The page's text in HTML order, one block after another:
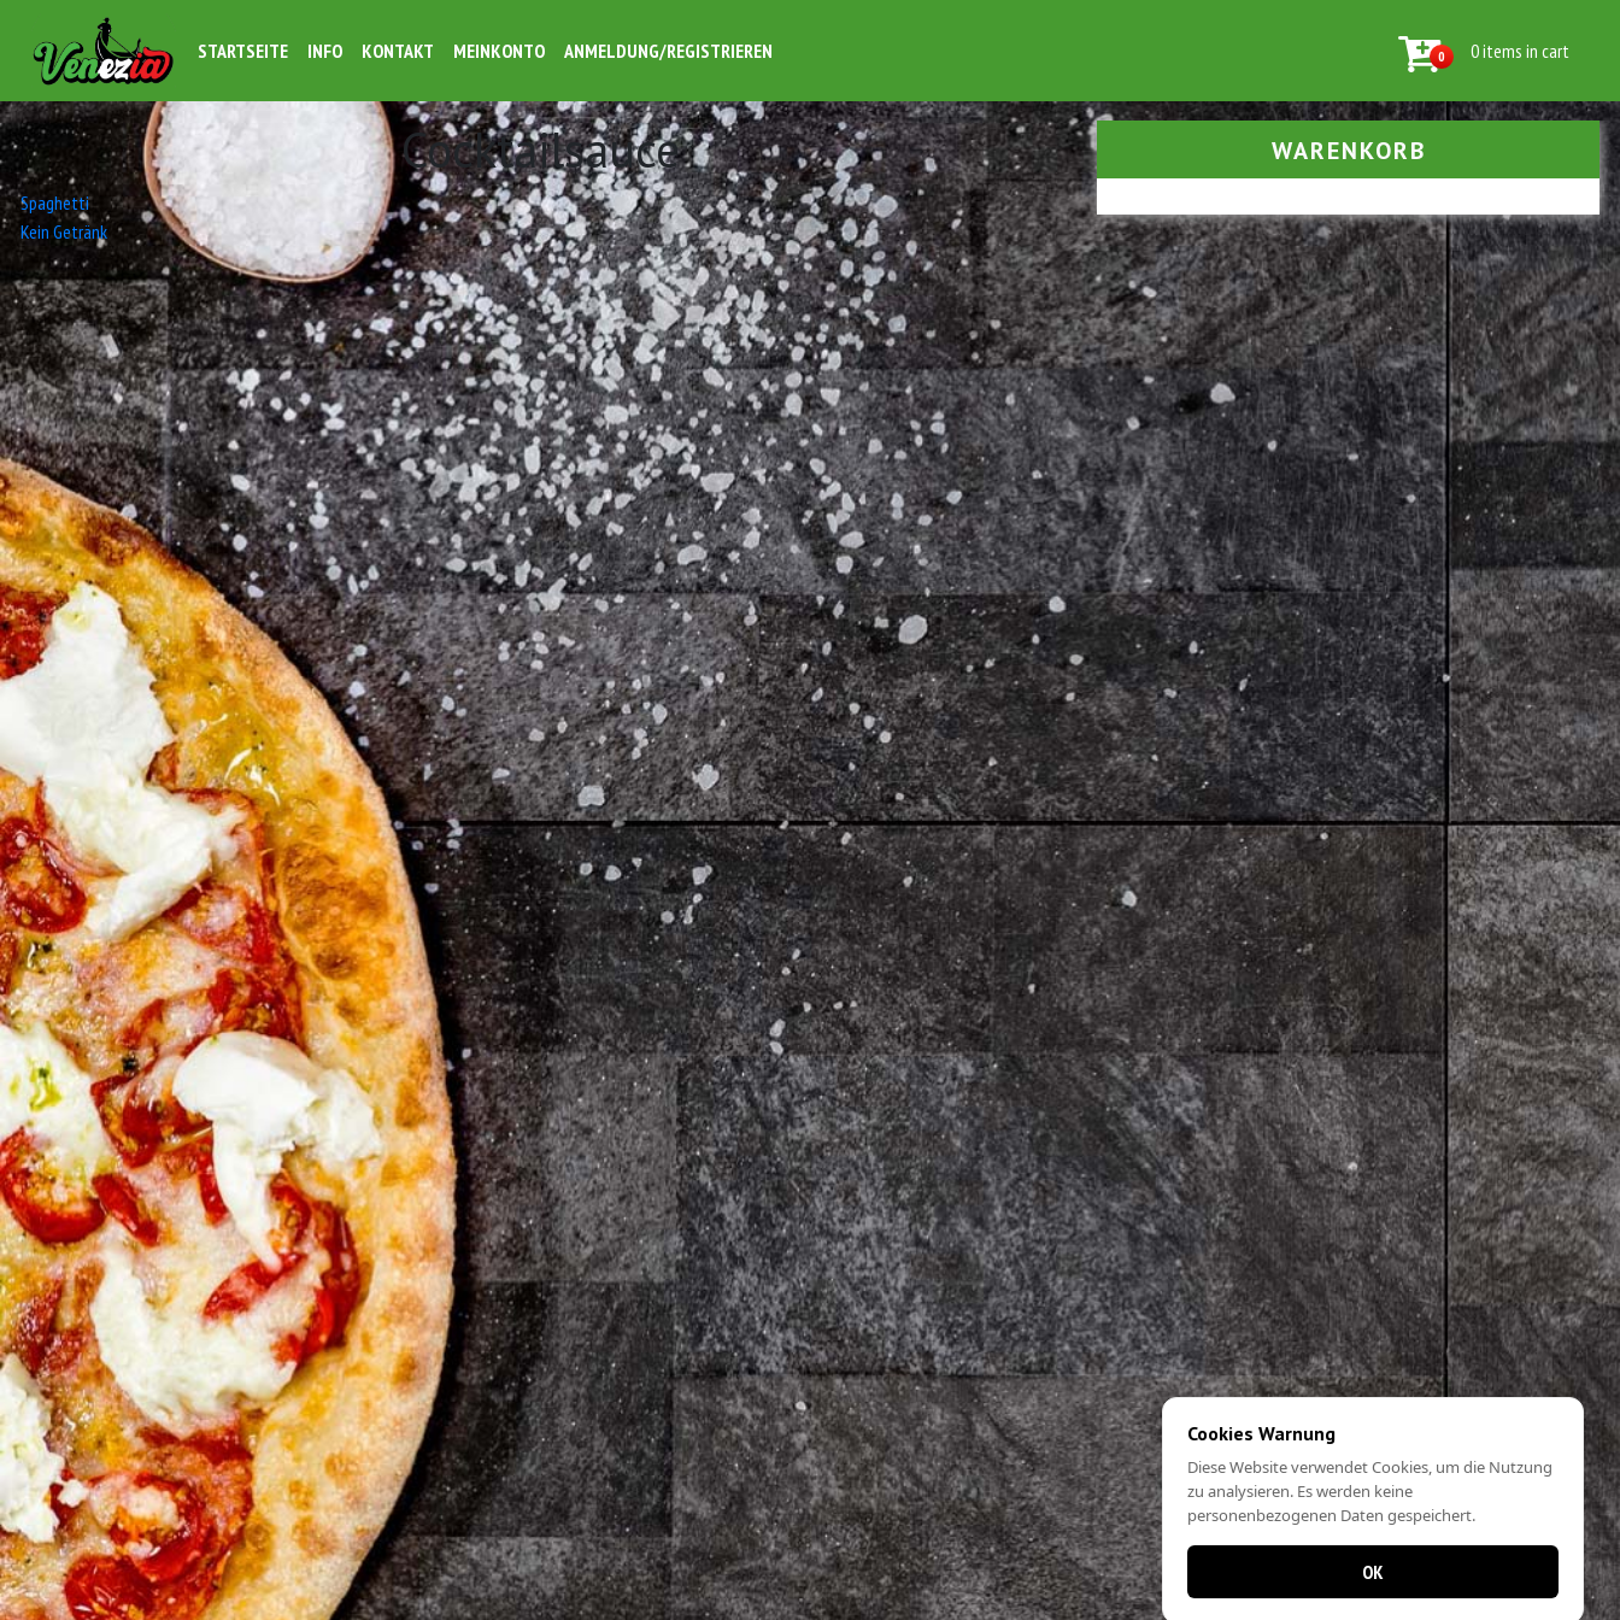
STARTSEITE INFO KONTAKT MEINKONTO ANMELDUNG/REGISTRIEREN 0 0 items in cart
Cocktailsauce
Beitrags-
Navigation
Spaghetti
Kein Getränk
WARENKORB
Cookies Warnung
Diese Website verwendet Cookies, um die Nutzung
zu analysieren. Es werden keine
personenbezogenen Daten gespeichert.
OK